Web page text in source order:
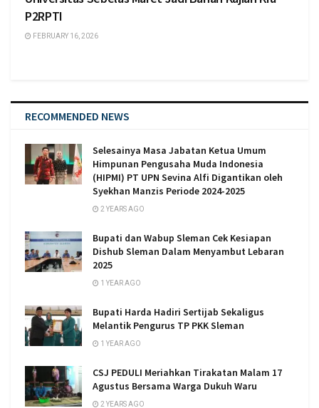
P2RPTI
FEBRUARY 16, 2026
RECOMMENDED NEWS
Selesainya Masa Jabatan Ketua Umum
Himpunan Pengusaha Muda Indonesia
(HIPMI) PT UPN Sevina Alfi Digantikan oleh
Syekhan Manzis Periode 2024-2025
2 YEARS AGO
Bupati dan Wabup Sleman Cek Kesiapan
Dishub Sleman Dalam Menyambut Lebaran
2025
1 YEAR AGO
Bupati Harda Hadiri Sertijab Sekaligus
Melantik Pengurus TP PKK Sleman
1 YEAR AGO
CSJ PEDULI Meriahkan Tirakatan Malam 17
Agustus Bersama Warga Dukuh Waru
2 YEARS AGO